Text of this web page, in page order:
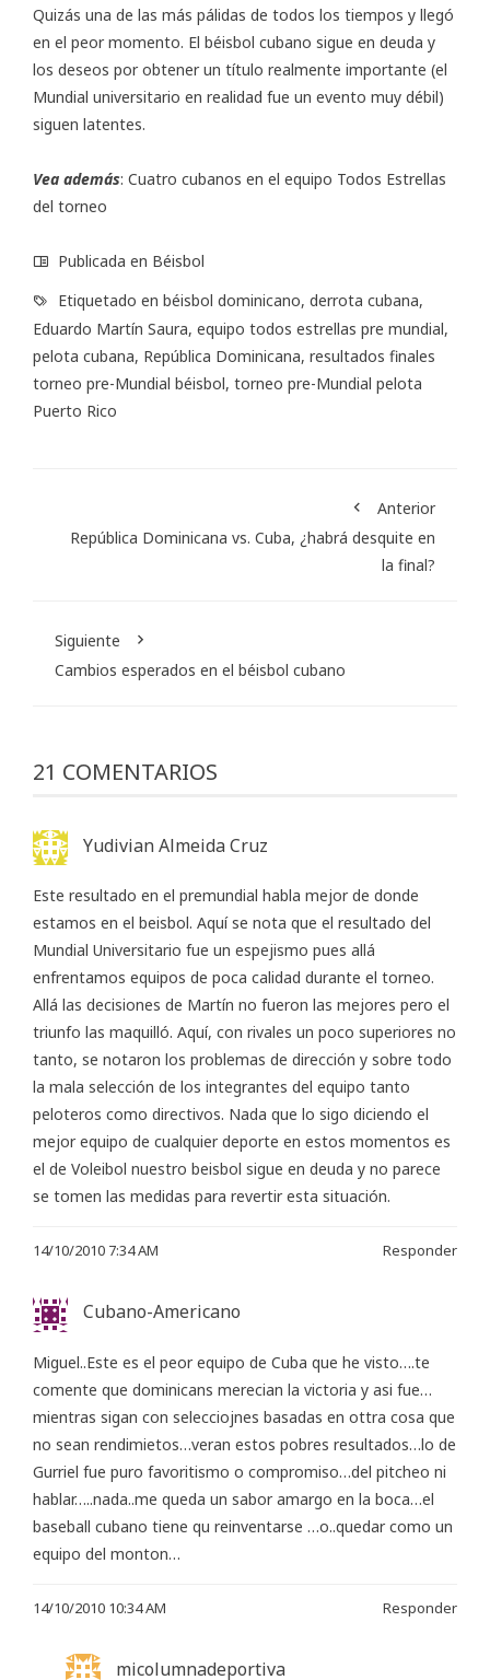
Quizás una de las más pálidas de todos los tiempos y llegó
en el peor momento. El béisbol cubano sigue en deuda y
los deseos por obtener un título realmente importante (el
Mundial universitario en realidad fue un evento muy débil)
siguen latentes.
Vea además: Cuatro cubanos en el equipo Todos Estrellas
del torneo
Publicada en Béisbol
Etiquetado en béisbol dominicano, derrota cubana,
Eduardo Martín Saura, equipo todos estrellas pre mundial,
pelota cubana, República Dominicana, resultados finales
torneo pre-Mundial béisbol, torneo pre-Mundial pelota
Puerto Rico
Anterior
República Dominicana vs. Cuba, ¿habrá desquite en
la final?
Siguiente
Cambios esperados en el béisbol cubano
21 COMENTARIOS
Yudivian Almeida Cruz
Este resultado en el premundial habla mejor de donde
estamos en el beisbol. Aquí se nota que el resultado del
Mundial Universitario fue un espejismo pues allá
enfrentamos equipos de poca calidad durante el torneo.
Allá las decisiones de Martín no fueron las mejores pero el
triunfo las maquilló. Aquí, con rivales un poco superiores no
tanto, se notaron los problemas de dirección y sobre todo
la mala selección de los integrantes del equipo tanto
peloteros como directivos. Nada que lo sigo diciendo el
mejor equipo de cualquier deporte en estos momentos es
el de Voleibol nuestro beisbol sigue en deuda y no parece
se tomen las medidas para revertir esta situación.
14/10/2010 7:34 AM Responder
Cubano-Americano
Miguel..Este es el peor equipo de Cuba que he visto….te
comente que dominicans merecian la victoria y asi fue…
mientras sigan con selecciojnes basadas en ottra cosa que
no sean rendimietos…veran estos pobres resultados…lo de
Gurriel fue puro favoritismo o compromiso…del pitcheo ni
hablar…..nada..me queda un sabor amargo en la boca…el
baseball cubano tiene qu reinventarse …o..quedar como un
equipo del monton…
14/10/2010 10:34 AM Responder
micolumnadeportiva